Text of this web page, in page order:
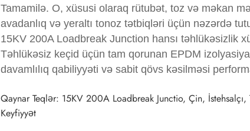
Tamamilə. O, xüsusi olaraq rütubət, toz və məkan
avadanlıq və yeraltı tonoz tətbiqləri üçün nəzərdə
15KV 200A Loadbreak Junction hansı təhlükəsizlik
Təhlükəsiz keçid üçün tam qorunan EPDM
davamlılıq qabiliyyəti və sabit qövs kəsilməsi
Qaynar Teqlər: 15KV 200A Loadbreak Junctio, Çin,
Keyfiyyət